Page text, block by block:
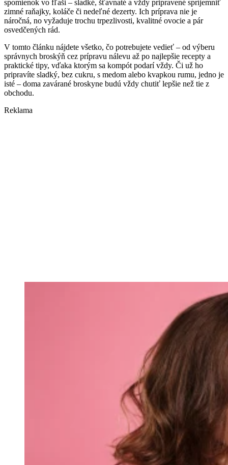
spomienok vo fľaši – sladké, šťavnaté a vždy pripravené spríjemniť
zimné raňajky, koláče či nedeľné dezerty. Ich príprava nie je
náročná, no vyžaduje trochu trpezlivosti, kvalitné ovocie a pár
osvedčených rád.
V tomto článku nájdete všetko, čo potrebujete vedieť – od výberu
správnych broskýň cez prípravu nálevu až po najlepšie recepty a
praktické tipy, vďaka ktorým sa kompót podarí vždy. Či už ho
pripravíte sladký, bez cukru, s medom alebo kvapkou rumu, jedno je
isté – doma zavárané broskyne budú vždy chutiť lepšie než tie z
obchodu.
Reklama